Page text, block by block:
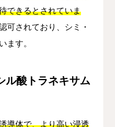
できるとされていま
可されており、シミ・
ます。
ル酸トラネキサム
導体で、より高い浸透